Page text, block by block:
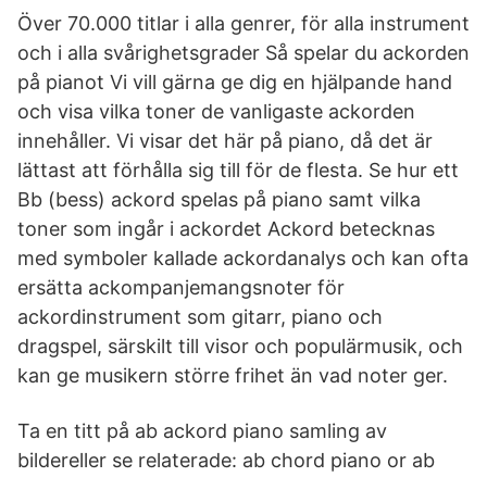
Över 70.000 titlar i alla genrer, för alla instrument
och i alla svårighetsgrader Så spelar du ackorden
på pianot Vi vill gärna ge dig en hjälpande hand
och visa vilka toner de vanligaste ackorden
innehåller. Vi visar det här på piano, då det är
lättast att förhålla sig till för de flesta. Se hur ett
Bb (bess) ackord spelas på piano samt vilka
toner som ingår i ackordet Ackord betecknas
med symboler kallade ackordanalys och kan ofta
ersätta ackompanjemangsnoter för
ackordinstrument som gitarr, piano och
dragspel, särskilt till visor och populärmusik, och
kan ge musikern större frihet än vad noter ger.
Ta en titt på ab ackord piano samling av
bildereller se relaterade: ab chord piano or ab